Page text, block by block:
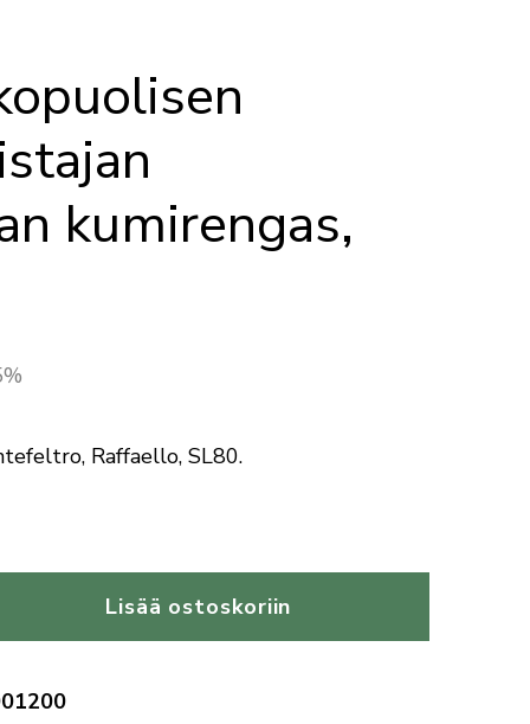
kumirengas,
Raffaello, SL80.
Lisää ostoskoriin